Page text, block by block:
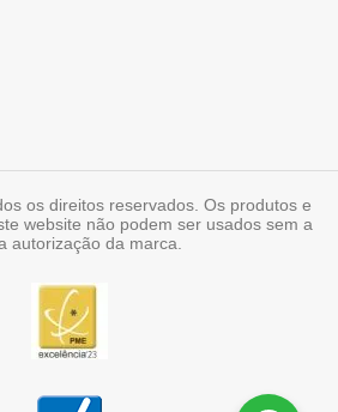
os direitos reservados. Os produtos e
website não podem ser usados sem a
autorização da marca.